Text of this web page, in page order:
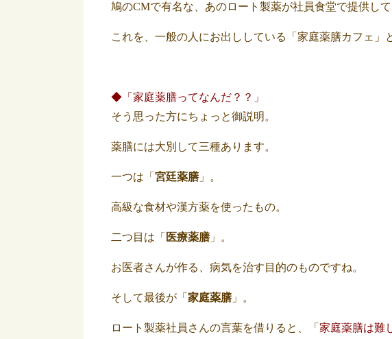
鳩のCMで有名な、あのロート製薬が社員食堂で提供して
これを、一般の人にお出ししている「家庭薬膳カフェ」
◆「家庭薬膳ってなんだ？？」
そう思った方にちょっと御説明。
薬膳には大別して三種あります。
一つは「 宮廷薬膳」。
高級な食材や漢方薬を使ったもの。
二つ目は「 医療薬膳」。
お医者さんが作る、病気を治す目的のものですね。
そして最後が「 家庭薬膳」。
ロート製薬社員さんの言葉を借りると、「 家庭薬膳は難